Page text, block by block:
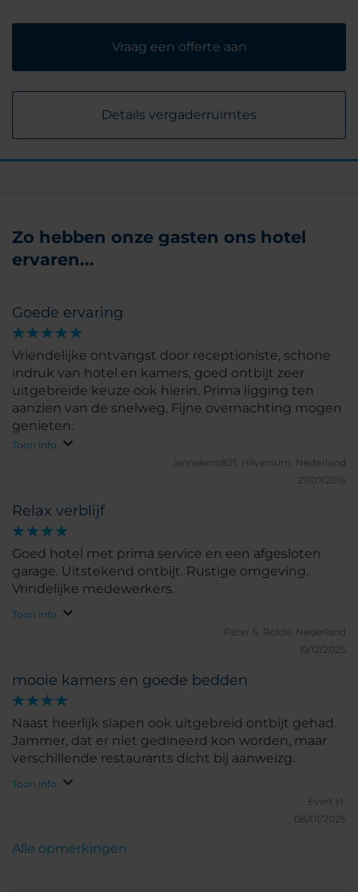
Vraag een offerte aan
Details vergaderruimtes
Zo hebben onze gasten ons hotel
ervaren...
Goede ervaring
Vriendelijke ontvangst door receptioniste, schone
indruk van hotel en kamers, goed ontbijt zeer
uitgebreide keuze ook hierin. Prima ligging ten
aanzien van de snelweg. Fijne overnachting mogen
genieten.
Toon info
jannekem821. Hilversum, Nederland
27/07/2016
Relax verblijf
Goed hotel met prima service en een afgesloten
garage. Uitstekend ontbijt. Rustige omgeving.
Vrindelijke medewerkers.
Toon info
Peter S. Rolde, Nederland
19/12/2025
mooie kamers en goede bedden
Naast heerlijk slapen ook uitgebreid ontbijt gehad.
Jammer, dat er niet gedineerd kon worden, maar
verschillende restaurants dicht bij aanweizg.
Toon info
Evert H.
08/01/2025
Alle opmerkingen